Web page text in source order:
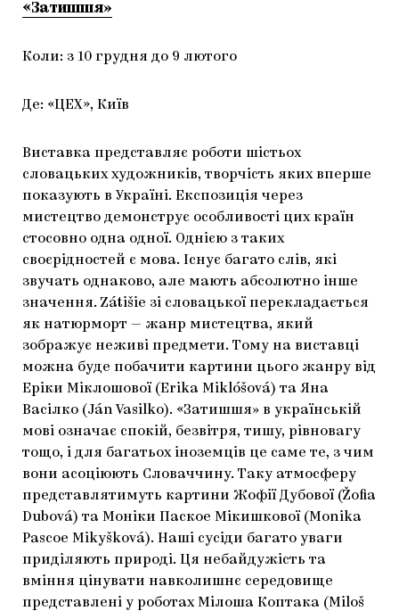
«Затишшя»
Коли: з 10 грудня до 9 лютого
Де: «ЦЕХ», Київ
Виставка представляє роботи шістьох
словацьких художників, творчість яких вперше
показують в Україні. Експозиція через
мистецтво демонструє особливості цих країн
стосовно одна одної. Однією з таких
своєрідностей є мова. Існує багато слів, які
звучать однаково, але мають абсолютно інше
значення. Zátišie зі словацької перекладається
як натюрморт — жанр мистецтва, який
зображує неживі предмети. Тому на виставці
можна буде побачити картини цього жанру від
Еріки Міклошової (Erika Miklóšová) та Яна
Васілко (Ján Vasilko). «Затишшя» в українській
мові означає спокій, безвітря, тишу, рівновагу
тощо, і для багатьох іноземців це саме те, з чим
вони асоціюють Словаччину. Таку атмосферу
представлятимуть картини Жофії Дубової (Žofia
Dubová) та Моніки Паское Мікишкової (Monika
Pascoe Mikyšková). Наші сусіди багато уваги
приділяють природі. Ця небайдужість та
вміння цінувати навколишнє середовище
представлені у роботах Мілоша Коптака (Miloš